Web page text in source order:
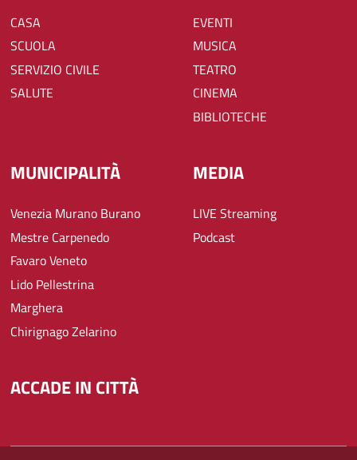
CASA
SCUOLA
SERVIZIO CIVILE
SALUTE
EVENTI
MUSICA
TEATRO
CINEMA
BIBLIOTECHE
MUNICIPALITÀ
Venezia Murano Burano
Mestre Carpenedo
Favaro Veneto
Lido Pellestrina
Marghera
Chirignago Zelarino
MEDIA
LIVE Streaming
Podcast
ACCADE IN CITTÀ